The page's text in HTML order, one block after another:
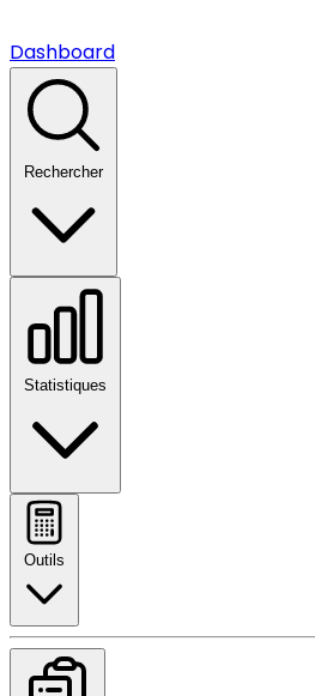
Dashboard
Rechercher
Statistiques
Outils